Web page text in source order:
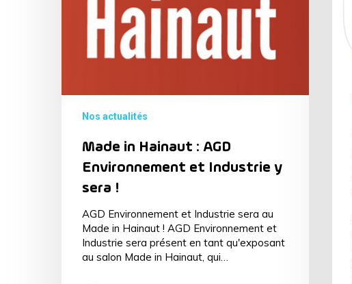
Nos actualités
Made in Hainaut : AGD
Environnement et Industrie y
sera !
AGD Environnement et Industrie sera au
Made in Hainaut ! AGD Environnement et
Industrie sera présent en tant qu'exposant
au salon Made in Hainaut, qui…